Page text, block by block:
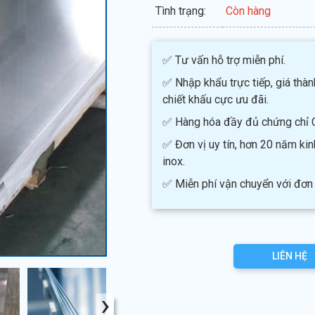
›
Tình trạng: Còn hàng
✅ Tư vấn hỗ trợ miễn phí.
✅ Nhập khẩu trực tiếp, giá
chiết khấu cực ưu đãi.
✅ Hàng hóa đầy đủ chứng chỉ
✅ Đơn vị uy tín, hơn 20 năm
inox.
✅ Miễn phí vận chuyển với
LIÊN HỆ